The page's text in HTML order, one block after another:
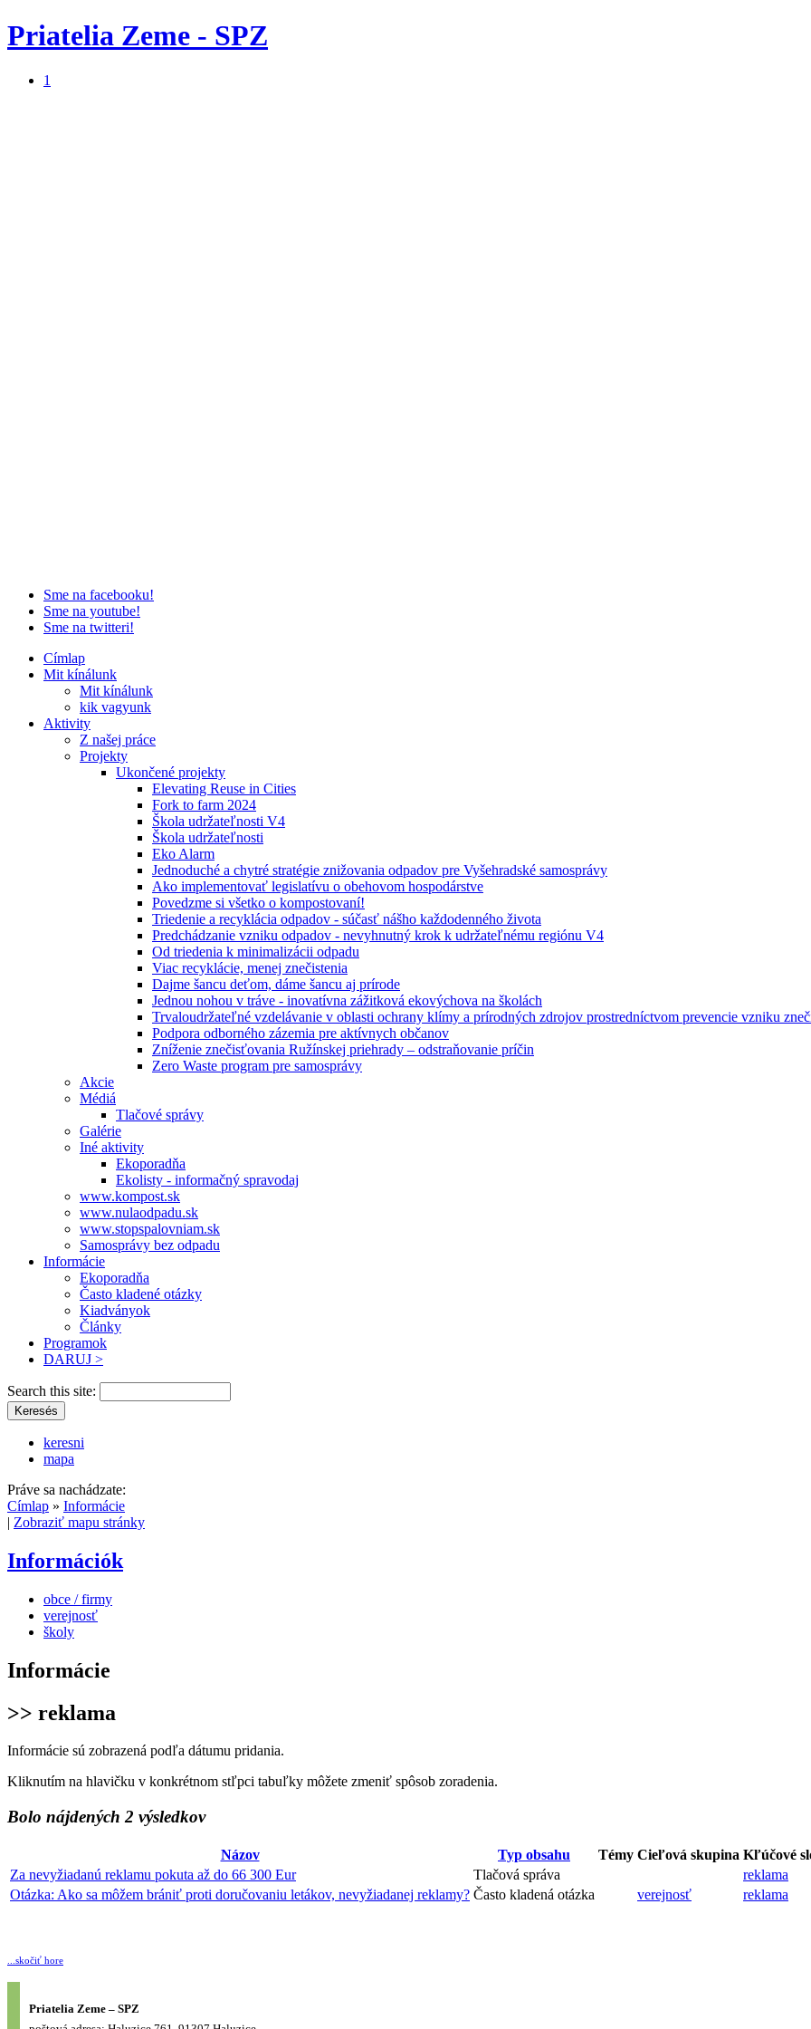
Priatelia Zeme - SPZ
1
Sme na facebooku!
Sme na youtube!
Sme na twitteri!
Címlap
Mit kínálunk
Mit kínálunk
kik vagyunk
Aktivity
Z našej práce
Projekty
Ukončené projekty
Elevating Reuse in Cities
Fork to farm 2024
Škola udržateľnosti V4
Škola udržateľnosti
Eko Alarm
Jednoduché a chytré stratégie znižovania odpadov pre Vyšehradské samosprávy
Ako implementovať legislatívu o obehovom hospodárstve
Povedzme si všetko o kompostovaní!
Triedenie a recyklácia odpadov - súčasť nášho každodenného života
Predchádzanie vzniku odpadov - nevyhnutný krok k udržateľnému regiónu V4
Od triedenia k minimalizácii odpadu
Viac recyklácie, menej znečistenia
Dajme šancu deťom, dáme šancu aj prírode
Jednou nohou v tráve - inovatívna zážitková ekovýchova na školách
Trvaloudržateľné vzdelávanie v oblasti ochrany klímy a prírodných zdrojov prostredníctvom prevencie vzniku
Podpora odborného zázemia pre aktívnych občanov
Zníženie znečisťovania Ružínskej priehrady – odstraňovanie príčin
Zero Waste program pre samosprávy
Akcie
Médiá
Tlačové správy
Galérie
Iné aktivity
Ekoporadňa
Ekolisty - informačný spravodaj
www.kompost.sk
www.nulaodpadu.sk
www.stopspalovniam.sk
Samosprávy bez odpadu
Informácie
Ekoporadňa
Často kladené otázky
Kiadványok
Články
Programok
DARUJ >
Search this site:
keresni
mapa
Práve sa nachádzate:
Címlap » Informácie
| Zobraziť mapu stránky
Információk
obce / firmy
verejnosť
školy
Informácie
>> reklama
Informácie sú zobrazená podľa dátumu pridania.
Kliknutím na hlavičku v konkrétnom stľpci tabuľky môžete zmeniť spôsob zoradenia.
Bolo nájdených 2 výsledkov
Názov Typ obsahu Témy Cieľová skupina Kľúčové
Za nevyžiadanú reklamu pokuta až do 66 300 Eur
Tlačová správa reklama
Otázka: Ako sa môžem brániť proti doručovaniu letákov, nevyžiadanej reklamy? Často kladená otázka verejnosť reklama
...skočiť hore
Priatelia Zeme – SPZ